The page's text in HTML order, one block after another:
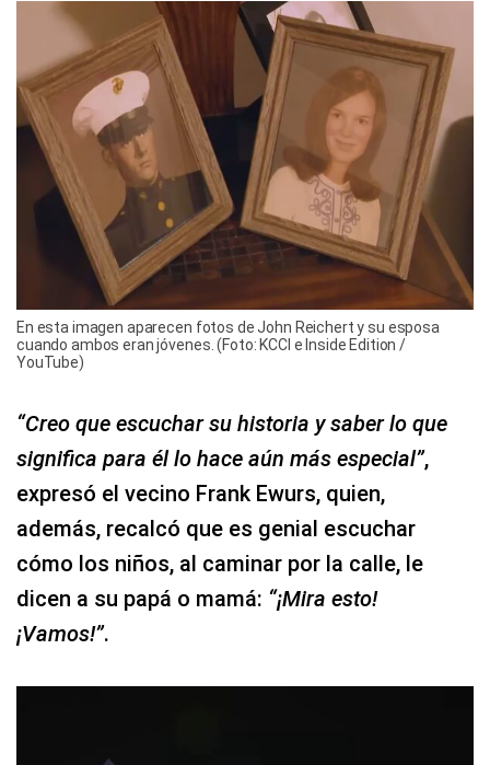
En esta imagen aparecen fotos de John Reichert y su esposa
cuando ambos eran jóvenes. (Foto: KCCI e Inside Edition /
YouTube)
“Creo que escuchar su historia y saber lo que
significa para él lo hace aún más especial”,
expresó el vecino Frank Ewurs, quien,
además, recalcó que es genial escuchar
cómo los niños, al caminar por la calle, le
dicen a su papá o mamá: “¡Mira esto!
¡Vamos!”.